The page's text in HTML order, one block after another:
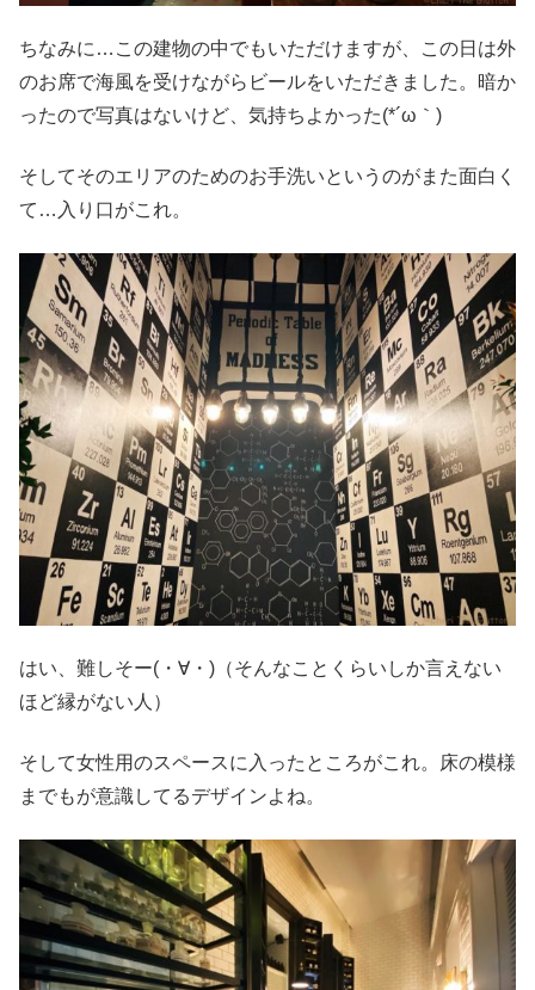
ちなみに…この建物の中でもいただけますが、この日は外
のお席で海風を受けながらビールをいただきました。暗か
ったので写真はないけど、気持ちよかった(*´ω｀)
そしてそのエリアのためのお手洗いというのがまた面白く
て…入り口がこれ。
はい、難しそー(・∀・)（そんなことくらいしか言えない
ほど縁がない人）
そして女性用のスペースに入ったところがこれ。床の模様
までもが意識してるデザインよね。